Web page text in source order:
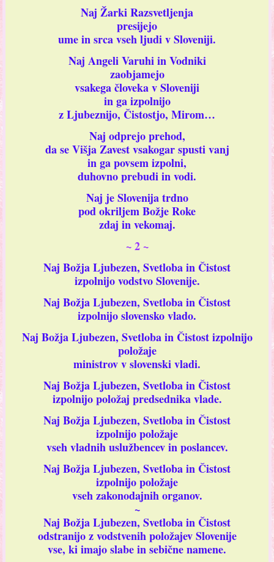
Naj Žarki Razsvetljenja
presijejo
ume in srca vseh ljudi v Sloveniji.
Naj Angeli Varuhi in Vodniki
zaobjamejo
vsakega človeka v Sloveniji
in ga izpolnijo
z Ljubeznijo, Čistostjo, Mirom…
Naj odprejo prehod,
da se Višja Zavest vsakogar spusti vanj
in ga povsem izpolni,
duhovno prebudi in vodi.
Naj je Slovenija trdno
pod okriljem Božje Roke
zdaj in vekomaj.
~2~
Naj Božja Ljubezen, Svetloba in Čistost
izpolnijo vodstvo Slovenije.
Naj Božja Ljubezen, Svetloba in Čistost
izpolnijo slovensko vlado.
Naj Božja Ljubezen, Svetloba in Čistost izpolnijo
položaje
ministrov v slovenski vladi.
Naj Božja Ljubezen, Svetloba in Čistost
izpolnijo položaj predsednika vlade.
Naj Božja Ljubezen, Svetloba in Čistost
izpolnijo položaje
vseh vladnih uslužbencev in poslancev.
Naj Božja Ljubezen, Svetloba in Čistost
izpolnijo položaje
vseh zakonodajnih organov.
~
Naj Božja Ljubezen, Svetloba in Čistost
odstranijo z vodstvenih položajev Slovenije
vse, ki imajo slabe in sebične namene.